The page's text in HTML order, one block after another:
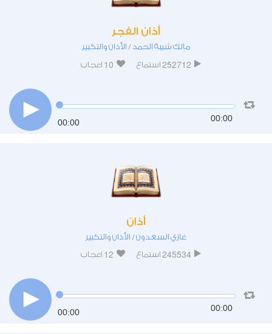
أذان الفجر
مالك شيبة الحمد / الأذان والتكبير
252712 استماع 10 اعجاب
00:00 00:00
أذان
غازي السعدون/ الأذان والتكبير
245534 استماع 12 اعجاب
00:00 00:00